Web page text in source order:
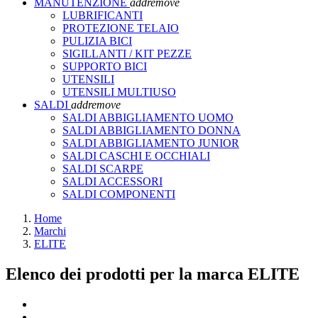
MANUTENZIONE addremove
LUBRIFICANTI
PROTEZIONE TELAIO
PULIZIA BICI
SIGILLANTI / KIT PEZZE
SUPPORTO BICI
UTENSILI
UTENSILI MULTIUSO
SALDI addremove
SALDI ABBIGLIAMENTO UOMO
SALDI ABBIGLIAMENTO DONNA
SALDI ABBIGLIAMENTO JUNIOR
SALDI CASCHI E OCCHIALI
SALDI SCARPE
SALDI ACCESSORI
SALDI COMPONENTI
Home
Marchi
ELITE
Elenco dei prodotti per la marca ELITE